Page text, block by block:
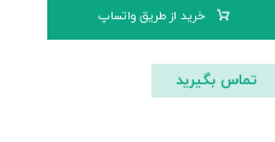
خرید از طریق واتساپ
تماس بگیرید